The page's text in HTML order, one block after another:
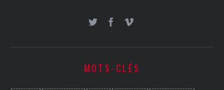
MOTS-CLÉS